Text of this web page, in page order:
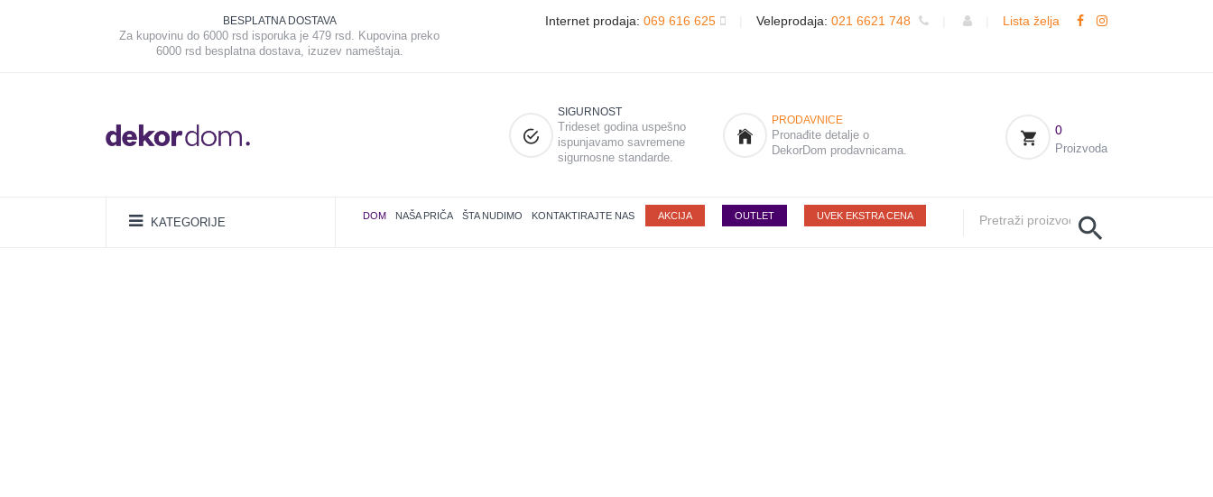
BESPLATNA DOSTAVA
Za kupovinu do 6000 rsd isporuka je 479 rsd. Kupovina preko
6000 rsd besplatna dostava, izuzev nameštaja.
Internet prodaja: 069 616 625 Veleprodaja: 021 6621 748 Lista želja
SIGURNOST
Trideset godina uspešno
ispunjavamo savremene
sigurnosne standarde.
PRODAVNICE
Pronađite detalje o
DekorDom prodavnicama.
0
Proizvoda
KATEGORIJE DOM NAŠA PRIČA ŠTA NUDIMO KONTAKTIRAJTE NAS AKCIJA OUTLET UVEK EKSTRA CENA